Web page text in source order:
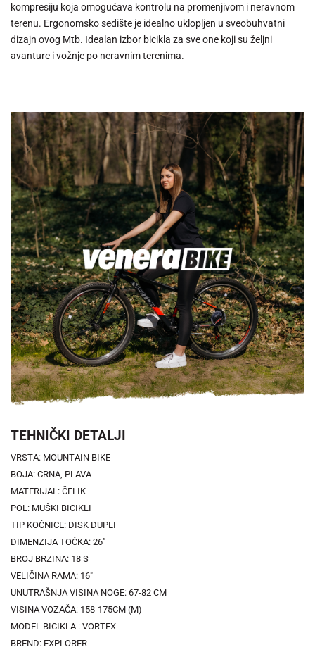
kompresiju koja omogućava kontrolu na promenjivom i neravnom
terenu. Ergonomsko sedište je idealno uklopljen u sveobuhvatni
dizajn ovog Mtb. Idealan izbor bicikla za sve one koji su željni
avanture i vožnje po neravnim terenima.
TEHNIČKI DETALJI
VRSTA: MOUNTAIN BIKE
BOJA: CRNA, PLAVA
MATERIJAL: ČELIK
POL: MUŠKI BICIKLI
TIP KOČNICE: DISK DUPLI
DIMENZIJA TOČKA: 26"
BROJ BRZINA: 18 S
VELIČINA RAMA: 16"
UNUTRAŠNJA VISINA NOGE: 67-82 CM
VISINA VOZAČA: 158-175CM (M)
MODEL BICIKLA : VORTEX
BREND: EXPLORER